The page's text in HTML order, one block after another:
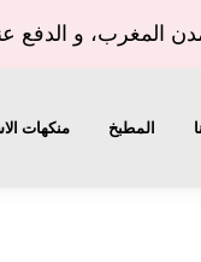
و الدفع عند
المطبخ منكهات